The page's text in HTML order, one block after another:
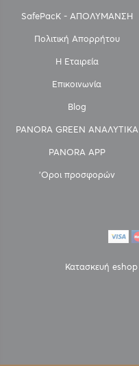
SafePacK - ΑΠΟΛΥΜΑΝΣΗ
Πολιτική Απορρήτου
Η Εταιρεία
Επικοινωνία
Blog
PANORA GREEN ΑΝΑΛΥΤΙΚΑ
PANORA APP
'Οροι προσφορών
Κατασκευή eshop